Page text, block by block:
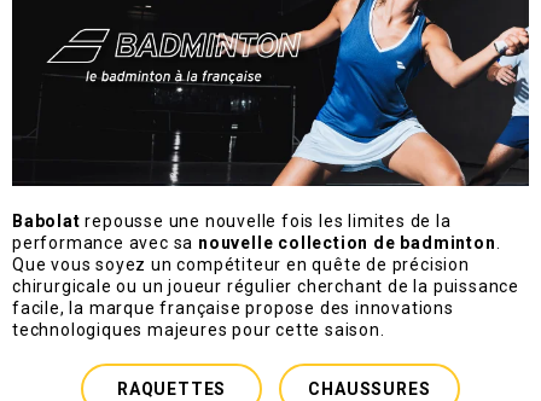
Babolat repousse une nouvelle fois les limites de la
performance avec sa nouvelle collection de badminton.
Que vous soyez un compétiteur en quête de précision
chirurgicale ou un joueur régulier cherchant de la puissance
facile, la marque française propose des innovations
technologiques majeures pour cette saison.
RAQUETTES CHAUSSURES